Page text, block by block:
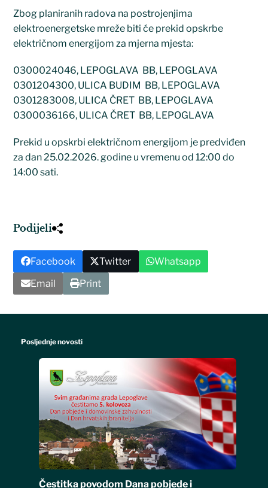
Zbog planiranih radova na postrojenjima
elektroenergetske mreže biti će prekid opskrbe
električnom energijom za mjerna mjesta:
0300024046, LEPOGLAVA BB, LEPOGLAVA
0301204300, ULICA BUDIM BB, LEPOGLAVA
0301283008, ULICA ČRET BB, LEPOGLAVA
0300036166, ULICA ČRET BB, LEPOGLAVA
Prekid u opskrbi električnom energijom je predviđen
za dan 25.02.2026. godine u vremenu od 12:00 do
14:00 sati.
Podijeli
Facebook Twitter
Whatsapp
Email
Print
Posljednje novosti
Čestitka povodom Dana pobjede i